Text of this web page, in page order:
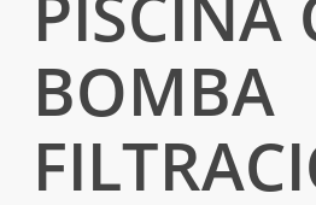
BOMBA